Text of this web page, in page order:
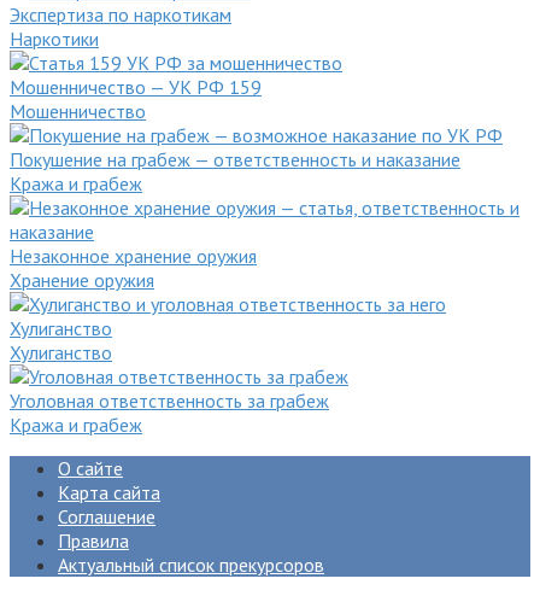
Экспертиза по наркотикам
Наркотики
Мошенничество — УК РФ 159
Мошенничество
Покушение на грабеж — ответственность и наказание
Кража и грабеж
Незаконное хранение оружия
Хранение оружия
Хулиганство
Хулиганство
Уголовная ответственность за грабеж
Кража и грабеж
О сайте
Карта сайта
Соглашение
Правила
Актуальный список прекурсоров